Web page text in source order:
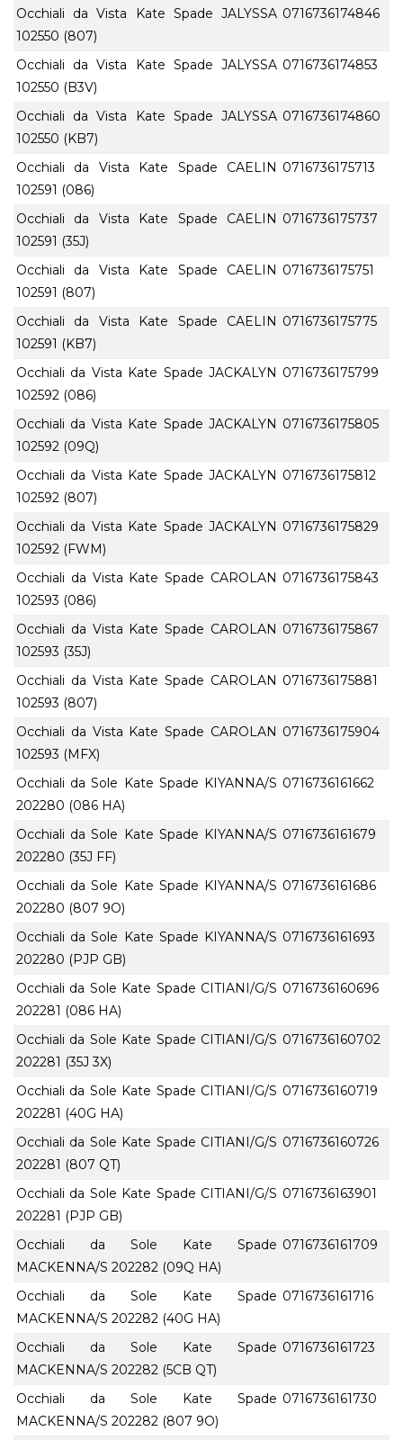
Occhiali da Vista Kate Spade JALYSSA
102550 (807)
0716736174846
Occhiali da Vista Kate Spade JALYSSA
102550 (B3V)
0716736174853
Occhiali da Vista Kate Spade JALYSSA
102550 (KB7)
0716736174860
Occhiali da Vista Kate Spade CAELIN
102591 (086)
0716736175713
Occhiali da Vista Kate Spade CAELIN
102591 (35J)
0716736175737
Occhiali da Vista Kate Spade CAELIN
102591 (807)
0716736175751
Occhiali da Vista Kate Spade CAELIN
102591 (KB7)
0716736175775
Occhiali da Vista Kate Spade JACKALYN
102592 (086)
0716736175799
Occhiali da Vista Kate Spade JACKALYN
102592 (09Q)
0716736175805
Occhiali da Vista Kate Spade JACKALYN
102592 (807)
0716736175812
Occhiali da Vista Kate Spade JACKALYN
102592 (FWM)
0716736175829
Occhiali da Vista Kate Spade CAROLAN
102593 (086)
0716736175843
Occhiali da Vista Kate Spade CAROLAN
102593 (35J)
0716736175867
Occhiali da Vista Kate Spade CAROLAN
102593 (807)
0716736175881
Occhiali da Vista Kate Spade CAROLAN
102593 (MFX)
0716736175904
Occhiali da Sole Kate Spade KIYANNA/S
202280 (086 HA)
0716736161662
Occhiali da Sole Kate Spade KIYANNA/S
202280 (35J FF)
0716736161679
Occhiali da Sole Kate Spade KIYANNA/S
202280 (807 9O)
0716736161686
Occhiali da Sole Kate Spade KIYANNA/S
202280 (PJP GB)
0716736161693
Occhiali da Sole Kate Spade CITIANI/G/S
202281 (086 HA)
0716736160696
Occhiali da Sole Kate Spade CITIANI/G/S
202281 (35J 3X)
0716736160702
Occhiali da Sole Kate Spade CITIANI/G/S
202281 (40G HA)
0716736160719
Occhiali da Sole Kate Spade CITIANI/G/S
202281 (807 QT)
0716736160726
Occhiali da Sole Kate Spade CITIANI/G/S
202281 (PJP GB)
0716736163901
Occhiali da Sole Kate Spade
MACKENNA/S 202282 (09Q HA)
0716736161709
Occhiali da Sole Kate Spade
MACKENNA/S 202282 (40G HA)
0716736161716
Occhiali da Sole Kate Spade
MACKENNA/S 202282 (5CB QT)
0716736161723
Occhiali da Sole Kate Spade
MACKENNA/S 202282 (807 9O)
0716736161730